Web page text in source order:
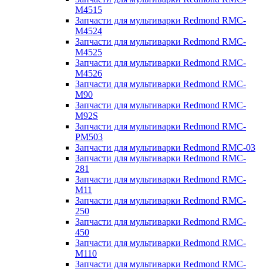
M4515
Запчасти для мультиварки Redmond RMC-
M4524
Запчасти для мультиварки Redmond RMC-
M4525
Запчасти для мультиварки Redmond RMC-
M4526
Запчасти для мультиварки Redmond RMC-
M90
Запчасти для мультиварки Redmond RMC-
M92S
Запчасти для мультиварки Redmond RMC-
PM503
Запчасти для мультиварки Redmond RMC-03
Запчасти для мультиварки Redmond RMC-
281
Запчасти для мультиварки Redmond RMC-
M11
Запчасти для мультиварки Redmond RMC-
250
Запчасти для мультиварки Redmond RMC-
450
Запчасти для мультиварки Redmond RMC-
M110
Запчасти для мультиварки Redmond RMC-